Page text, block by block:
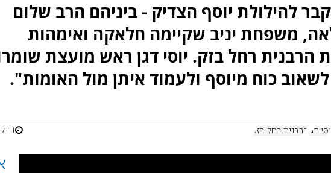
להילולת יוסף הצדיק - ביניהם הרב שלום
משפחת יניב שקיימה חלאקה ואימהות
הרבנית רחל בזק. יוסי דגן ראש מועצת
כוח מיוסף ולעמוד איתן מול האומות".
יוסי דגן הרבנית רחל בזק 1 דקות